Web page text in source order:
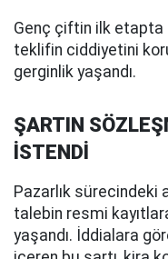
Genç çiftin ilk etapta
teklifin ciddiyetini
gerginlik yaşandı.
ŞARTIN
İSTENDİ
Pazarlık sürecindeki
talebin resmi
yaşandı. İddialara